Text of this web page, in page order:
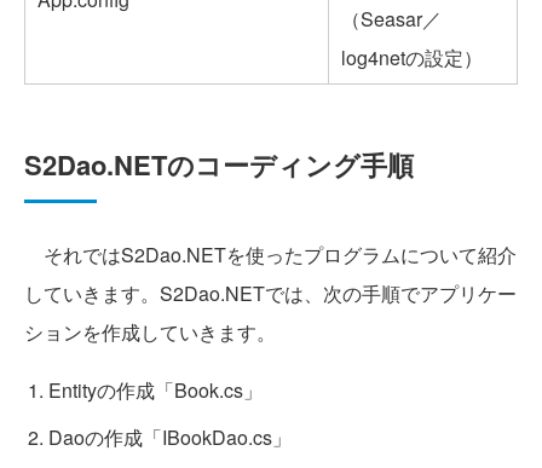
（Seasar／
log4netの設定）
S2Dao.NETのコーディング手順
それではS2Dao.NETを使ったプログラムについて紹介
していきます。S2Dao.NETでは、次の手順でアプリケー
ションを作成していきます。
Entityの作成「Book.cs」
Daoの作成「IBookDao.cs」